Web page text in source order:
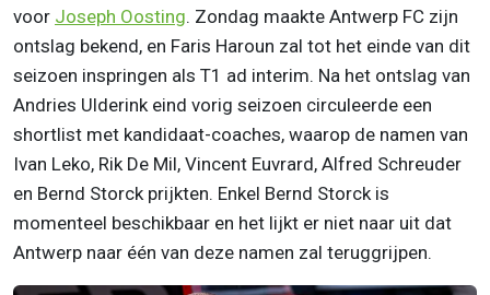
voor Joseph Oosting. Zondag maakte Antwerp FC zijn
ontslag bekend, en Faris Haroun zal tot het einde van dit
seizoen inspringen als T1 ad interim. Na het ontslag van
Andries Ulderink eind vorig seizoen circuleerde een
shortlist met kandidaat-coaches, waarop de namen van
Ivan Leko, Rik De Mil, Vincent Euvrard, Alfred Schreuder
en Bernd Storck prijkten. Enkel Bernd Storck is
momenteel beschikbaar en het lijkt er niet naar uit dat
Antwerp naar één van deze namen zal teruggrijpen.